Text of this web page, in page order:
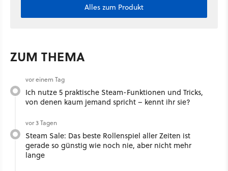
Alles zum Produkt
ZUM THEMA
vor einem Tag
Ich nutze 5 praktische Steam-Funktionen und Tricks,
von denen kaum jemand spricht – kennt ihr sie?
vor 3 Tagen
Steam Sale: Das beste Rollenspiel aller Zeiten ist
gerade so günstig wie noch nie, aber nicht mehr
lange